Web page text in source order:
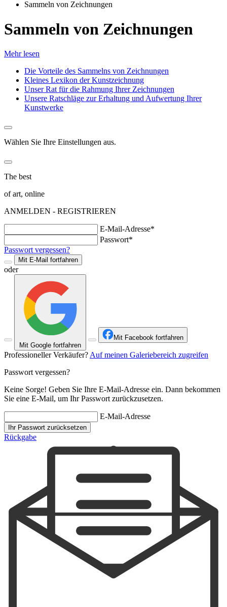
Sammeln von Zeichnungen
Sammeln von Zeichnungen
Mehr lesen
Die Vorteile des Sammelns von Zeichnungen
Kleines Lexikon der Kunstzeichnung
Unser Rat für die Rahmung Ihrer Zeichnungen
Unsere Ratschläge zur Erhaltung und Aufwertung Ihrer
Kunstwerke
Wählen Sie Ihre Einstellungen aus.
The best
of art, online
ANMELDEN - REGISTRIEREN
E-Mail-Adresse*
Passwort*
Passwort vergessen?
Mit E-Mail fortfahren
oder
Mit Google fortfahren
Mit Facebook fortfahren
Professioneller Verkäufer?Auf meinen Galeriebereich zugreifen
Passwort vergessen?
Keine Sorge! Geben Sie Ihre E-Mail-Adresse ein. Dann bekommen
Sie eine E-Mail, um Ihr Passwort zurückzusetzen.
E-Mail-Adresse
Ihr Passwort zurücksetzen
Rückgabe